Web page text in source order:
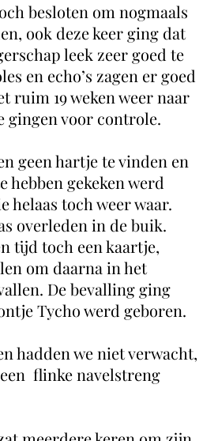
besloten om nogmaals
ook deze keer ging dat
leek zeer goed te
en echo’s zagen er goed
ruim 19 weken weer naar
gingen voor controle.
geen hartje te vinden en
hebben gekeken werd
helaas toch weer waar.
overleden in de buik.
tijd toch een kaartje,
om daarna in het
De bevalling ging
Tycho werd geboren.
hadden we niet verwacht,
flinke navelstreng